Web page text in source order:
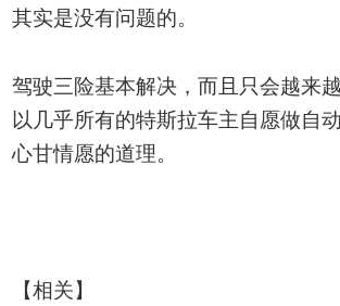
其实是没有问题的。
驾驶三险基本解决，而且只会越来
以几乎所有的特斯拉车主自愿做自
心甘情愿的道理。
【相关】